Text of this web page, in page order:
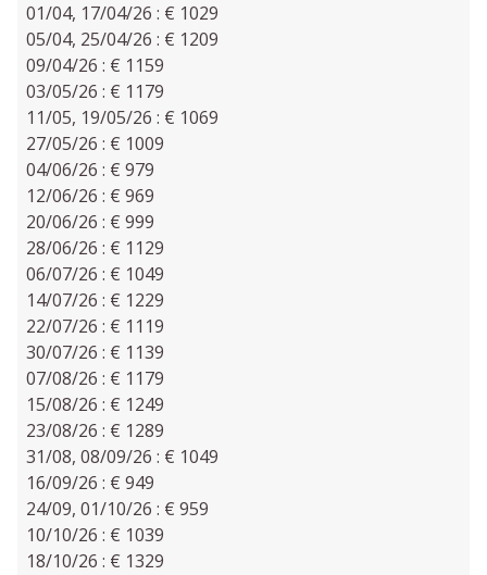
01/04, 17/04/26 : € 1029
05/04, 25/04/26 : € 1209
09/04/26 : € 1159
03/05/26 : € 1179
11/05, 19/05/26 : € 1069
27/05/26 : € 1009
04/06/26 : € 979
12/06/26 : € 969
20/06/26 : € 999
28/06/26 : € 1129
06/07/26 : € 1049
14/07/26 : € 1229
22/07/26 : € 1119
30/07/26 : € 1139
07/08/26 : € 1179
15/08/26 : € 1249
23/08/26 : € 1289
31/08, 08/09/26 : € 1049
16/09/26 : € 949
24/09, 01/10/26 : € 959
10/10/26 : € 1039
18/10/26 : € 1329